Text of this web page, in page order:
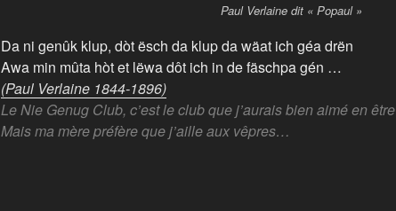
Paul Verlaine dit « Popaul »
Da ni genûk klup, dòt ësch da klup da wäat ich géa drën
Awa min mûta hòt et lëwa dôt ich in de fäschpa gén …
(Paul Verlaine 1844-1896)
Le Nie Genug Club, c’est le club que j’aurais bien aimé en être
Mais ma mère préfère que j’aille aux vêpres…